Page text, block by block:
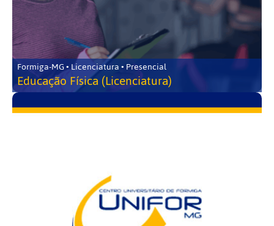
Formiga-MG • Licenciatura • Presencial
Educação Física (Licenciatura)